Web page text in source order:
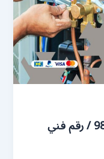
تركيب تكييف غرناطة / 98025055 / رقم فني